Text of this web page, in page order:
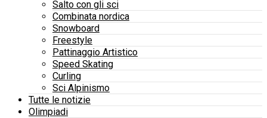
Salto con gli sci
Combinata nordica
Snowboard
Freestyle
Pattinaggio Artistico
Speed Skating
Curling
Sci Alpinismo
Tutte le notizie
Olimpiadi